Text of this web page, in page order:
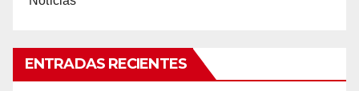
ENTRADAS RECIENTES